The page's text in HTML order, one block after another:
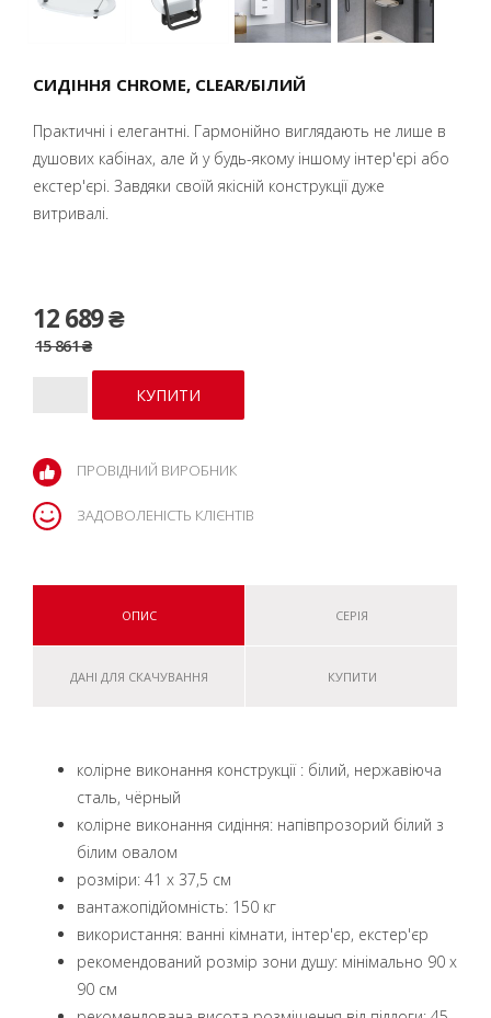
СИДІННЯ CHROME, CLEAR/БІЛИЙ
Практичні і елегантні. Гармонійно виглядають не лише в
душових кабінах, але й у будь-якому іншому інтер'єрі або
екстер'єрі. Завдяки своїй якісній конструкції дуже
витривалі.
12 689 ₴
15 861 ₴
ПРОВІДНИЙ ВИРОБНИК
ЗАДОВОЛЕНІСТЬ КЛІЄНТІВ
ОПИС СЕРІЯ
ДАНІ ДЛЯ СКАЧУВАННЯ КУПИТИ
колірне виконання конструкції : білий, нержавіюча
сталь, чёрный
колірне виконання сидіння: напівпрозорий білий з
білим овалом
розміри: 41 x 37,5 см
вантажопідйомність: 150 кг
використання: ванні кімнати, інтер'єр, екстер'єр
рекомендований розмір зони душу: мінімально 90 x
90 см